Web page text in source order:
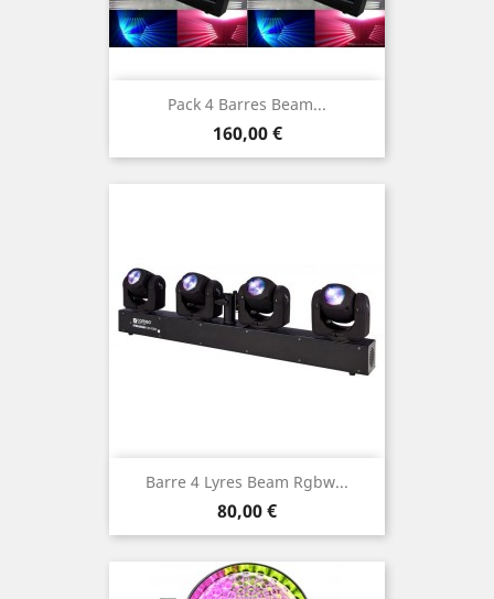
Pack 4 Barres Beam...
Prix
160,00 €
Barre 4 Lyres Beam Rgbw...
Prix
80,00 €